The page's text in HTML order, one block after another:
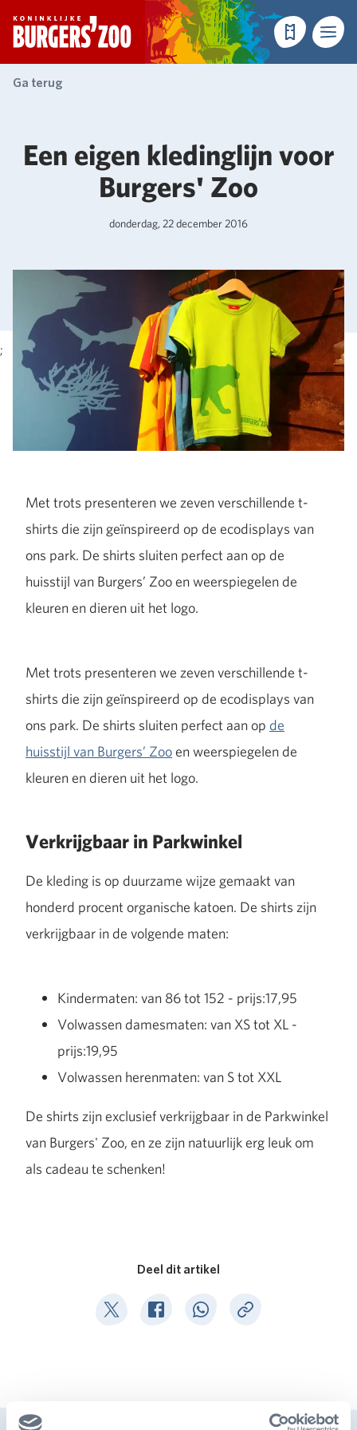
- Homepagina
TicketsMenu
Ga terug
;
Een eigen kledinglijn voor
Burgers' Zoo
donderdag, 22 december 2016
Met trots presenteren we zeven verschillende t-
shirts die zijn geïnspireerd op de ecodisplays van
ons park. De shirts sluiten perfect aan op de
huisstijl van Burgers’ Zoo en weerspiegelen de
kleuren en dieren uit het logo.
Met trots presenteren we zeven verschillende t-
shirts die zijn geïnspireerd op de ecodisplays van
ons park. De shirts sluiten perfect aan op de
huisstijl van Burgers’ Zooen weerspiegelen de
kleuren en dieren uit het logo.
Verkrijgbaar in Parkwinkel
De kleding is op duurzame wijze gemaakt van
honderd procent organische katoen. De shirts zijn
verkrijgbaar in de volgende maten:
Kindermaten: van 86 tot 152 - prijs:17,95
Volwassen damesmaten: van XS tot XL -
prijs:19,95
Volwassen herenmaten: van S tot XXL
De shirts zijn exclusief verkrijgbaar in de Parkwinkel
van Burgers' Zoo, en ze zijn natuurlijk erg leuk om
als cadeau te schenken!
Deel dit artikel
Deel op TwitterDeel op Facebook
Deel op WhatsApp
Kopieer link